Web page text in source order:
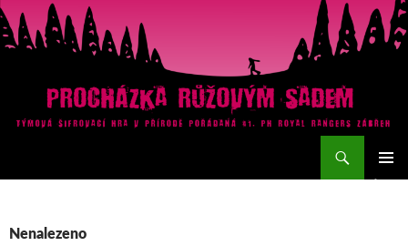
Přejít
k
obsahu
Nenalezeno